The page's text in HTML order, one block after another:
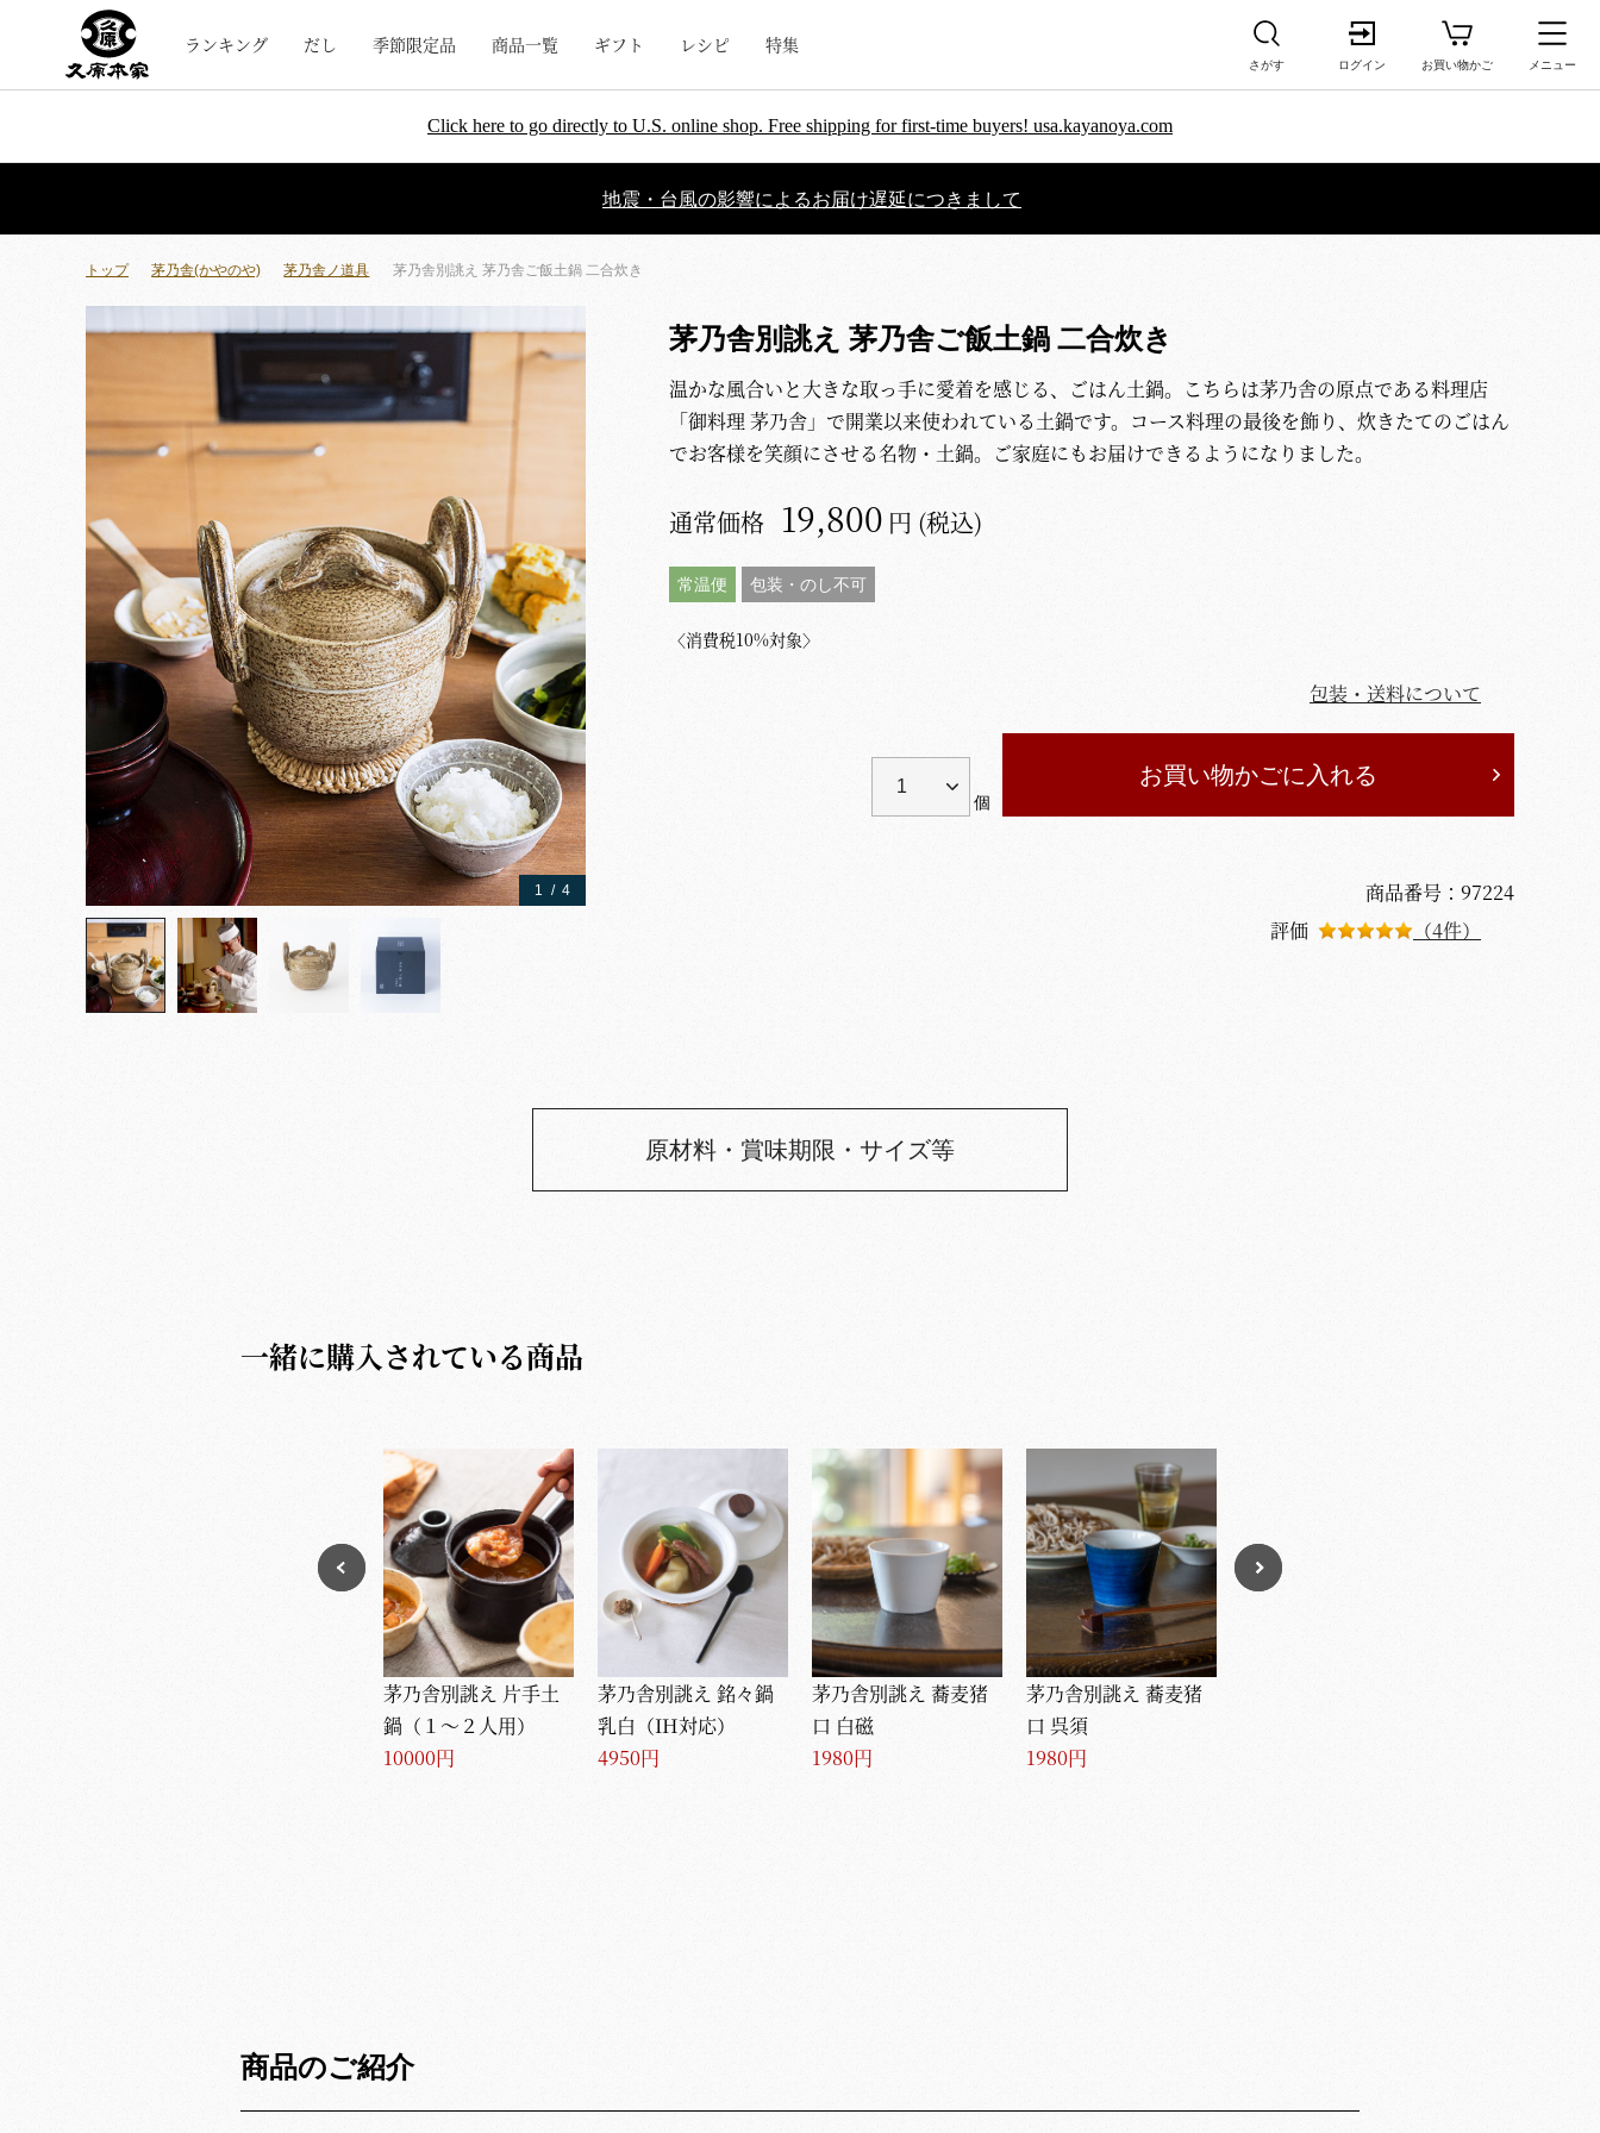
ランキング だし 季節限定品 商品一覧 ギフト レシピ 特集
さがす ログイン お買い物かご メニュー
Click here to go directly to U.S. online shop. Free shipping for first-time buyers! usa.kayanoya.com
地震・台風の影響によるお届け遅延につきまして
トップ 茅乃舎(かやのや) 茅乃舎ノ道具 茅乃舎別誂え 茅乃舎ご飯土鍋 二合炊き
1 / 4
茅乃舎別誂え 茅乃舎ご飯土鍋 二合炊き
温かな風合いと大きな取っ手に愛着を感じる、ごはん土鍋。こちらは茅乃舎の原点である料理店
「御料理 茅乃舎」で開業以来使われている土鍋です。コース料理の最後を飾り、炊きたてのごはん
でお客様を笑顔にさせる名物・土鍋。ご家庭にもお届けできるようになりました。
通常価格 19,800 円 (税込)
常温便 包装・のし不可
〈消費税10%対象〉
包装・送料について
個
お買い物かごに入れる
商品番号：97224
評価
（4件）
原材料・賞味期限・サイズ等
一緒に購入されている商品
茅乃舎別誂え 片手土
鍋（１～２人用）
10000円
茅乃舎別誂え 銘々鍋
乳白（IH対応）
4950円
茅乃舎別誂え 蕎麦猪
口 白磁
1980円
茅乃舎別誂え 蕎麦猪
口 呉須
1980円
商品のご紹介